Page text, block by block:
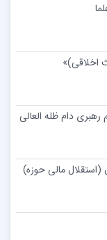
اخلاقی)»
دام ظله العالی
مالی حوزه)